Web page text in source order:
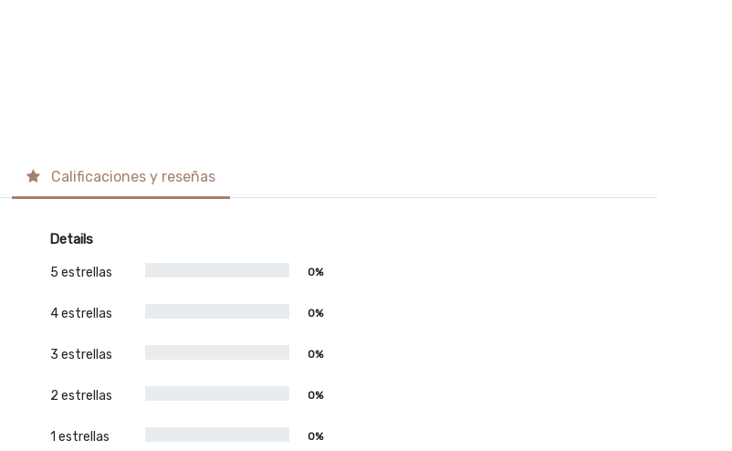
Calificaciones y reseñas
Details
5 estrellas 0%
4 estrellas 0%
3 estrellas 0%
2 estrellas 0%
1 estrellas 0%